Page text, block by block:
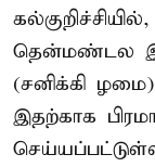
தென்மண்டல
(சனிக்கி
இதற்காக